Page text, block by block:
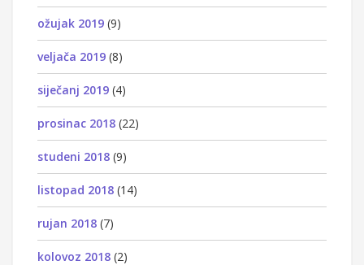
ožujak 2019 (9)
veljača 2019 (8)
siječanj 2019 (4)
prosinac 2018 (22)
studeni 2018 (9)
listopad 2018 (14)
rujan 2018 (7)
kolovoz 2018 (2)